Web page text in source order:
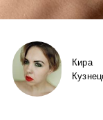
Кира